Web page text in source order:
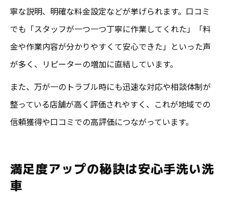
寧な説明、明確な料金設定などが挙げられます。口コミ
でも「スタッフが一つ一つ丁寧に作業してくれた」「料
金や作業内容が分かりやすくて安心できた」といった声
が多く、リピーターの増加に直結しています。
また、万が一のトラブル時にも迅速な対応や相談体制が
整っている店舗が高く評価されやすく、これが地域での
信頼獲得や口コミでの高評価につながっています。
満足度アップの秘訣は安心手洗い洗
車